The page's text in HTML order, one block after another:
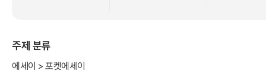
주제 분류
에세이 > 포켓에세이